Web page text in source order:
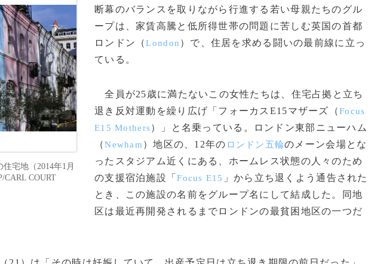
宅地（2014年1月
CARL COURT
断幕のバランスを取りながら行進する若い母親たちのグル
ープは、家賃高騰と低所得世帯の問題に苦しむ英国の首都
ロンドン（London ）で、住居を求める闘いの最前線に立っ
ている。
全員が25歳に満たないこの女性たちは、住宅占拠と立ち
退き反対運動を繰り広げ「フォーカスE15マザーズ（Focus
E15 Mothers）」と名乗っている。ロンドン東部ニューハム
（Newham ）地区の、12年の ロンドン五輪のメーン会場とな
ったスタジアム近くにある、ホームレス状態の人々のため
の支援宿泊施設「Focus E15 」から立ち退くよう通告された
とき、この施設の名前をグループ名にして結成した。同地
区は最近再開発されるまでロンドンの最貧困地区の一つだ